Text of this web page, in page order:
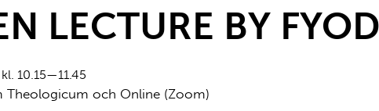
LECTURE BY
10.15—11.45
Theologicum och Online (Zoom)